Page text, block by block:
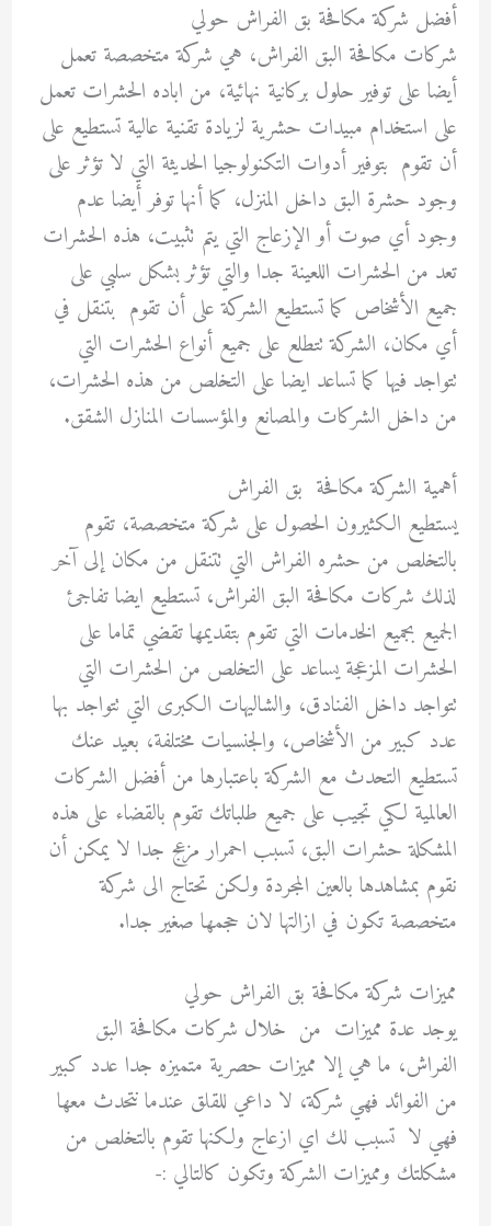
أفضل شركة مكافحة بق الفراش حولي
شركات مكافحة البق الفراش، هي شركة متخصصة تعمل
أيضا على توفير حلول بركانية نهائية، من اباده الحشرات تعمل
على استخدام مبيدات حشرية لزيادة تقنية عالية تستطيع على
أن تقوم بتوفير أدوات التكنولوجيا الحديثة التي لا تؤثر على
وجود حشرة البق داخل المنزل، كما أنها توفر أيضا عدم
وجود أي صوت أو الإزعاج التي يتم تثبيت، هذه الحشرات
تعد من الحشرات اللعينة جدا والتي تؤثر بشكل سلبي على
جميع الأشخاص كما تستطيع الشركة على أن تقوم بتنقل في
أي مكان، الشركة تتطلع على جميع أنواع الحشرات التي
تتواجد فيها كما تساعد ايضا على التخلص من هذه الحشرات،
من داخل الشركات والمصانع والمؤسسات المنازل الشقق.
أهمية الشركة مكافحة بق الفراش
يستطيع الكثيرون الحصول على شركة متخصصة، تقوم
بالتخلص من حشره الفراش التي تتنقل من مكان إلى آخر
لذلك شركات مكافحة البق الفراش، تستطيع ايضا تفاجئ
الجميع بجميع الخدمات التي تقوم بتقديمها تقضي تماما على
الحشرات المزعجة يساعد على التخلص من الحشرات التي
تتواجد داخل الفنادق، والشاليهات الكبرى التي تتواجد بها
عدد كبير من الأشخاص، والجنسيات مختلفة، بعيد عنك
تستطيع التحدث مع الشركة باعتبارها من أفضل الشركات
العالمية لكي تجيب على جميع طلباتك تقوم بالقضاء على هذه
المشكلة حشرات البق، تسبب احمرار مزعج جدا لا يمكن أن
نقوم بمشاهدها بالعين المجردة ولكن تحتاج الى شركة
متخصصة تكون في ازالتها لان حجمها صغير جدا.
مميزات شركة مكافحة بق الفراش حولي
يوجد عدة مميزات من خلال شركات مكافحة البق
الفراش، ما هي إلا مميزات حصرية متميزه جدا عدد كبير
من الفوائد فهي شركة، لا داعي للقلق عندما نتحدث معها
فهي لا تسبب لك اي ازعاج ولكنها تقوم بالتخلص من
مشكلتك ومميزات الشركة وتكون كالتالي :-